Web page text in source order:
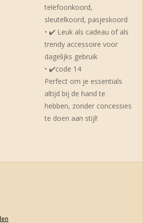
telefoonkoord,
sleutelkoord, pasjeskoord
• ✔️ Leuk als cadeau of als
trendy accessoire voor
dagelijks gebruik
• ✔️code 14
Perfect om je essentials
altijd bij de hand te
hebben, zonder concessies
te doen aan stijl!